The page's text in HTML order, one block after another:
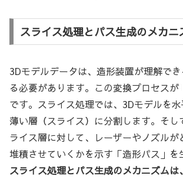
スライス処理とパス生成のメカニ
3Dモデルデータは、造形装置が理解で
る必要があります。この変換プロセスが
です。スライス処理では、3Dモデルを
薄い層（スライス）に分割します。そし
ライス層に対して、レーザーやノズルが
堆積させていくかを示す「造形パス」を
スライス処理とパス生成のメカニズム